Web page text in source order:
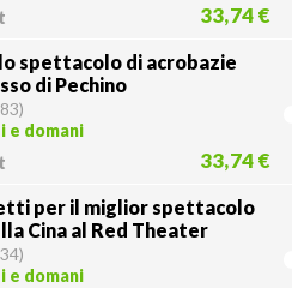
33,74 €
spettacolo di acrobazie
di Pechino
83)
e domani
33,74 €
per il miglior spettacolo
Cina al Red Theater
34)
e domani